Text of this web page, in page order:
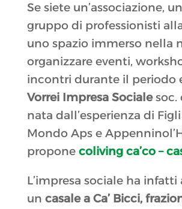
Se siete un’associazione,
gruppo di professionisti
uno spazio immerso nella
organizzare eventi,
incontri durante il periodo
Vorrei Impresa Socialesoc.
nata dall’esperienza di
Mondo Aps e
propone coliving ca’co –
L’impresa sociale ha
un casale a Ca’ Bicci,